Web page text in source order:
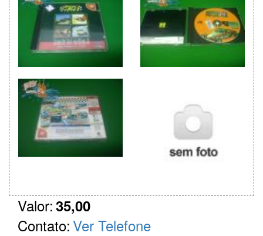
Valor:35,00
Contato:Ver Telefone